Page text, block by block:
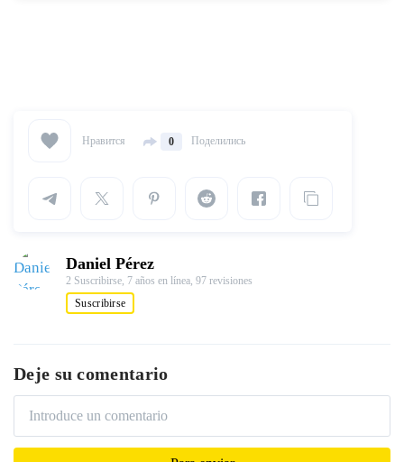
Нравится 0 Поделились
Daniel Pérez
2 Suscribirse, 7 años en línea, 97 revisiones
Suscribirse
Deje su comentario